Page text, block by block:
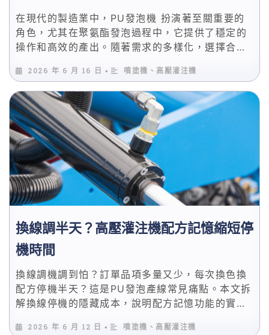
在現代的製造業中，PU發泡機 扮演著至關重要的
角色，尤其在聚氨酯發泡過程中，它提供了穩定的
操作和高效的產出。隨著需求的多樣化，選擇合適
本與品質。本文將詳細解析影響PU發泡品質的五大
核心技術，幫助您選擇最適合的設備。
2026 年 6 月 16 日 • 噴塗機、高壓灌注機
換線調半天？高壓灌注機配方記憶縮短停
機時間
換線調機調到怕？訂單品項多量又少，每次換色換
配方停機半天？這是PU發泡產線常見痛點。本文拆
解換線停機的隱藏成本，說明配方記憶功能的實際
線從半天變10分鐘。
2026 年 6 月 12 日 • 噴塗機、高壓灌注機